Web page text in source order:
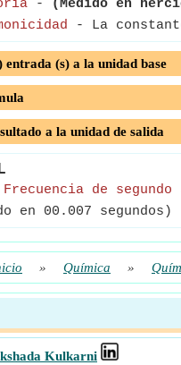
- (Medido en
- La
(s) a la unidad base
a la unidad de salida
Frecuencia de segundo
en 00.007 segundos)
» Química »
Kulkarni